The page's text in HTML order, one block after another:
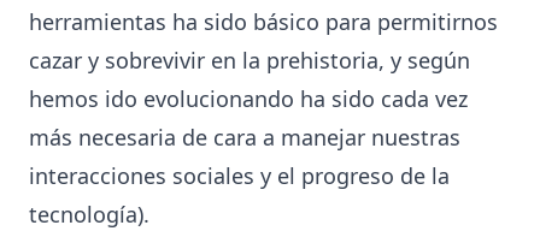
herramientas ha sido básico para permitirnos
cazar y sobrevivir en la prehistoria, y según
hemos ido evolucionando ha sido cada vez
más necesaria de cara a manejar nuestras
interacciones sociales y el progreso de la
tecnología).